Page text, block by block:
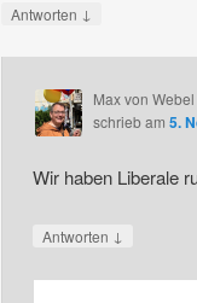
Antworten ↓
Max von Webel
schriebam 5.
Wir haben Liberale
Antworten ↓